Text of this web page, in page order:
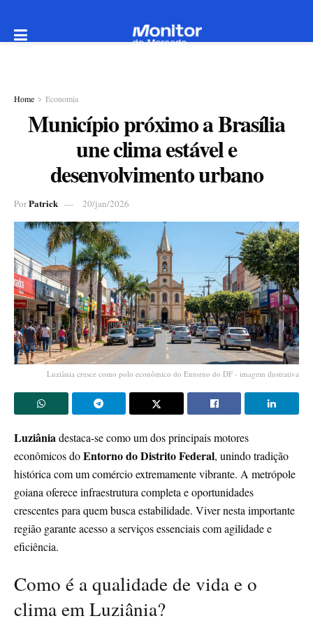
Home Economia
Município próximo a Brasília
une clima estável e
desenvolvimento urbano
PorPatrick 20/jan/2026
Luziânia cresce como polo econômico do Entorno do DF - imagem ilustrativa
Luziâniadestaca-se como um dos principais motores
econômicos doEntorno do Distrito Federal, unindo tradição
histórica com um comércio extremamente vibrante. A metrópole
goiana oferece infraestrutura completa e oportunidades
crescentes para quem busca estabilidade. Viver nesta importante
região garante acesso a serviços essenciais com agilidade e
eficiência.
Como é a qualidade de vida e o
clima em Luziânia?